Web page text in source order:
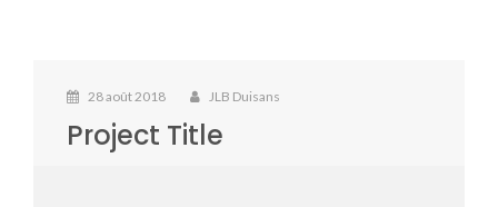
28 août 2018 JLB Duisans
Project Title